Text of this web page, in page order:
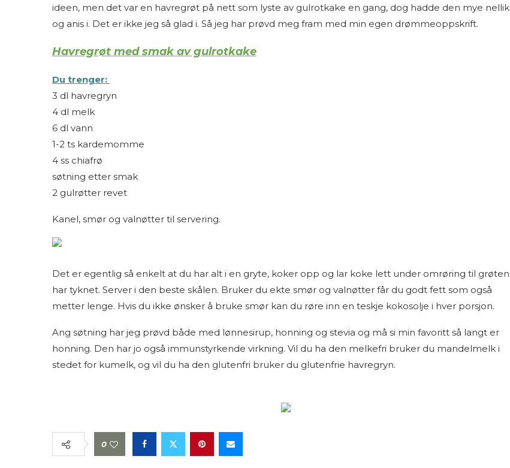
ideen, men det var en havregrøt på nett som lyste av gulrotkake en gang, dog hadde den mye nellik
og anis i. Det er ikke jeg så glad i. Så jeg har prøvd meg fram med min egen drømmeoppskrift.
Havregrøt med smak av gulrotkake
Du trenger:
3 dl havregryn
4 dl melk
6 dl vann
1-2 ts kardemomme
4 ss chiafrø
søtning etter smak
2 gulrøtter revet
Kanel, smør og valnøtter til servering.
Det er egentlig så enkelt at du har alt i en gryte, koker opp og lar koke lett under omrøring til grøten
har tyknet. Server i den beste skålen. Bruker du ekte smør og valnøtter får du godt fett som også
metter lenge. Hvis du ikke ønsker å bruke smør kan du røre inn en teskje kokosolje i hver porsjon.
Ang søtning har jeg prøvd både med lønnesirup, honning og stevia og må si min favoritt så langt er
honning. Den har jo også immunstyrkende virkning. Vil du ha den melkefri bruker du mandelmelk i
stedet for kumelk, og vil du ha den glutenfri bruker du glutenfrie havregryn.
0